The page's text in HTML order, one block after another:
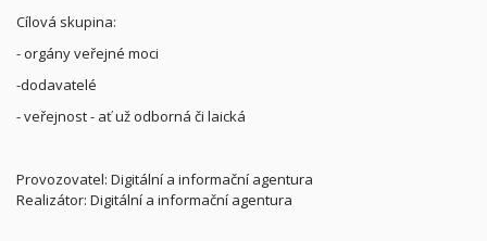
Cílová skupina:
- orgány veřejné moci
-dodavatelé
- veřejnost - ať už odborná či laická
Provozovatel: Digitální a informační agentura
Realizátor: Digitální a informační agentura